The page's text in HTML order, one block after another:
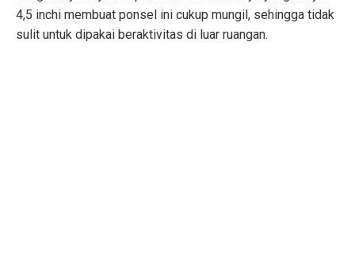
4,5 inchi membuat ponsel ini cukup mungil, sehingga tidak
sulit untuk dipakai beraktivitas di luar ruangan.